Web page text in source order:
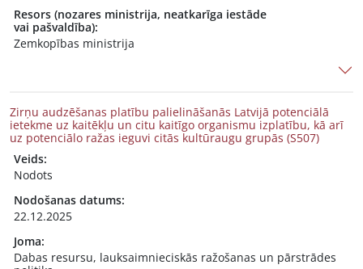
Resors (nozares ministrija, neatkarīga iestāde
vai pašvaldība):
Zemkopības ministrija
Zirņu audzēšanas platību palielināšanās Latvijā potenciālā
ietekme uz kaitēkļu un citu kaitīgo organismu izplatību, kā arī
uz potenciālo ražas ieguvi citās kultūraugu grupās (S507)
Veids:
Nodots
Nodošanas datums:
22.12.2025
Joma:
Dabas resursu, lauksaimnieciskās ražošanas un pārstrādes